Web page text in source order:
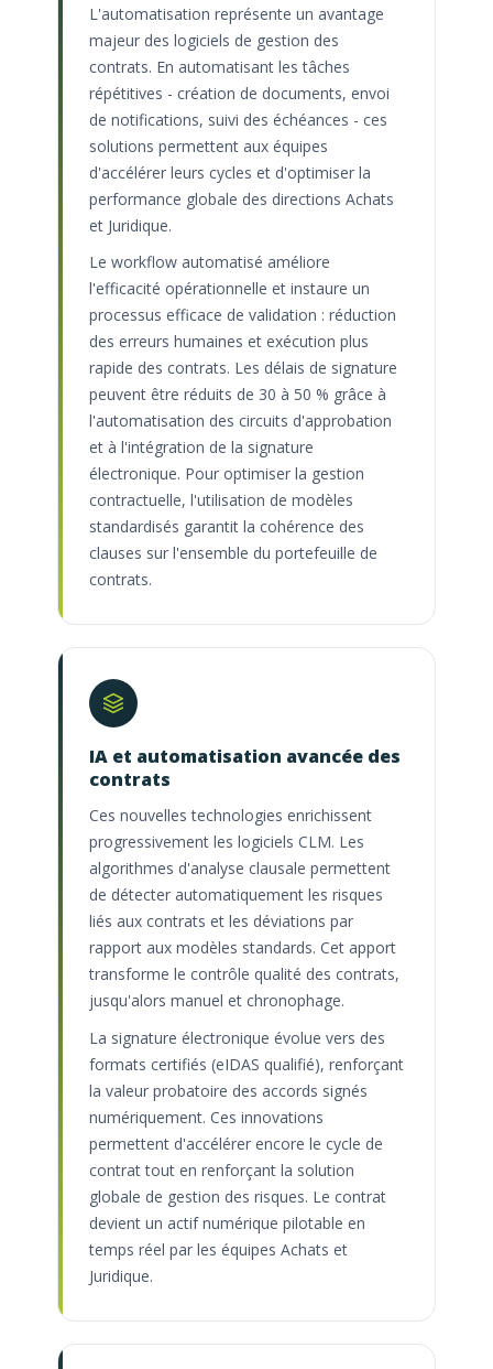
L'automatisation représente un avantage
majeur des logiciels de gestion des
contrats. En automatisant les tâches
répétitives - création de documents, envoi
de notifications, suivi des échéances - ces
solutions permettent aux équipes
d'accélérer leurs cycles et d'optimiser la
performance globale des directions Achats
et Juridique.
Le workflow automatisé améliore
l'efficacité opérationnelle et instaure un
processus efficace de validation : réduction
des erreurs humaines et exécution plus
rapide des contrats. Les délais de signature
peuvent être réduits de 30 à 50 % grâce à
l'automatisation des circuits d'approbation
et à l'intégration de la signature
électronique. Pour optimiser la gestion
contractuelle, l'utilisation de modèles
standardisés garantit la cohérence des
clauses sur l'ensemble du portefeuille de
contrats.
IA et automatisation avancée des
contrats
Ces nouvelles technologies enrichissent
progressivement les logiciels CLM. Les
algorithmes d'analyse clausale permettent
de détecter automatiquement les risques
liés aux contrats et les déviations par
rapport aux modèles standards. Cet apport
transforme le contrôle qualité des contrats,
jusqu'alors manuel et chronophage.
La signature électronique évolue vers des
formats certifiés (eIDAS qualifié), renforçant
la valeur probatoire des accords signés
numériquement. Ces innovations
permettent d'accélérer encore le cycle de
contrat tout en renforçant la solution
globale de gestion des risques. Le contrat
devient un actif numérique pilotable en
temps réel par les équipes Achats et
Juridique.